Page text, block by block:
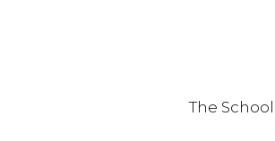
The School